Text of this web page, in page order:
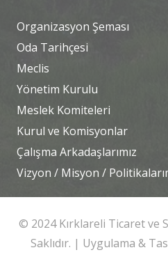
Organizasyon Şeması
Oda Tarihçesi
Meclis
Yönetim Kurulu
Meslek Komiteleri
Kurul ve Komisyonlar
Çalışma Arkadaşlarımız
Vizyon / Misyon /
© 2024 Kırklareli Ticaret ve
Saklıdır. | Uygulama &